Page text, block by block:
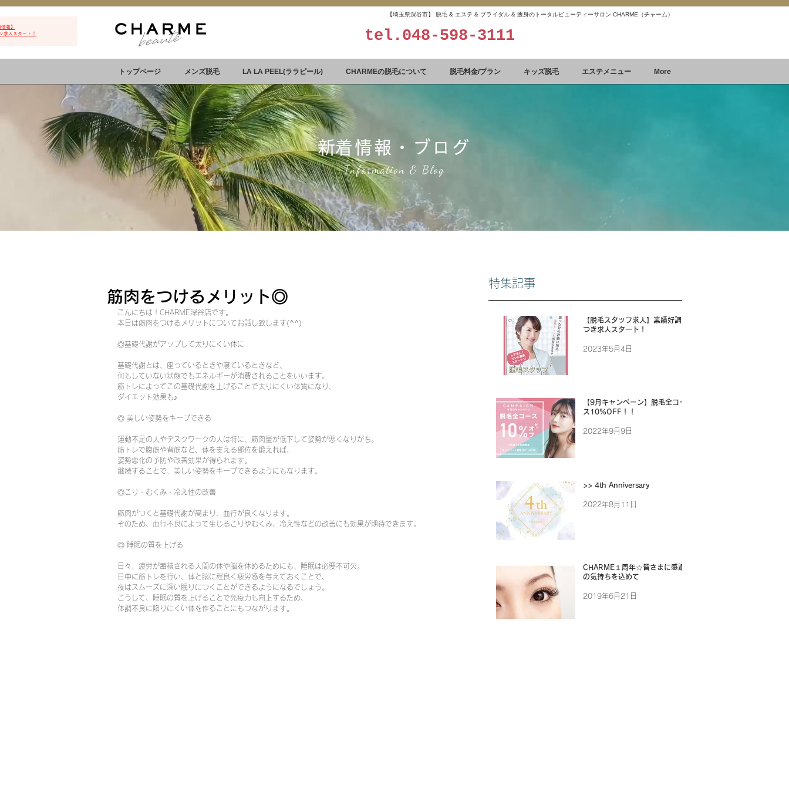
報】
求人スタート！
【埼玉県深谷市】 脱毛 & エステ & ブライダル & 痩身のトータルビューティーサロン CHARME（チャーム）
tel. 048-598-3111
トップページ メンズ脱毛 LA LA PEEL(ララピール) CHARMEの脱毛について 脱毛料金/プラン キッズ脱毛 エステメニュー More
​新着情報・ブログ
Information & Blog
筋肉をつけるメリット◎
こんにちは！CHARME深谷店です。
本日は筋肉をつけるメリットについてお話し致します(^^)
◎基礎代謝がアップして太りにくい体に
基礎代謝とは、座っているときや寝ているときなど、
何もしていない状態でもエネルギーが消費されることをいいます。
筋トレによってこの基礎代謝を上げることで太りにくい体質になり、
ダイエット効果も♪
◎ 美しい姿勢をキープできる
運動不足の人やデスクワークの人は特に、筋肉量が低下して姿勢が悪くなりがち。
筋トレで腹筋や背筋など、体を支える部位を鍛えれば、
姿勢悪化の予防や改善効果が得られます。
継続することで、美しい姿勢をキープできるようにもなります。
◎こり・むくみ・冷え性の改善
筋肉がつくと基礎代謝が高まり、血行が良くなります。
そのため、血行不良によって生じるこりやむくみ、冷え性などの改善にも効果が期待できます。
◎ 睡眠の質を上げる
日々、疲労が蓄積される人間の体や脳を休めるためにも、睡眠は必要不可欠。
日中に筋トレを行い、体と脳に程良く疲労感を与えておくことで、
夜はスムーズに深い眠りにつくことができるようになるでしょう。
こうして、睡眠の質を上げることで免疫力も向上するため、
体調不良に陥りにくい体を作ることにもつながります。
特集記事
【脱毛スタッフ求人】業績好調に
つき求人スタート！
2023年5月4日
【9月キャンペーン】脱毛全コー
ス10%OFF！！
2022年9月9日
>> 4th Anniversary
2022年8月11日
CHARME１周年☆皆さまに感謝
の気持ちを込めて
2019年6月21日